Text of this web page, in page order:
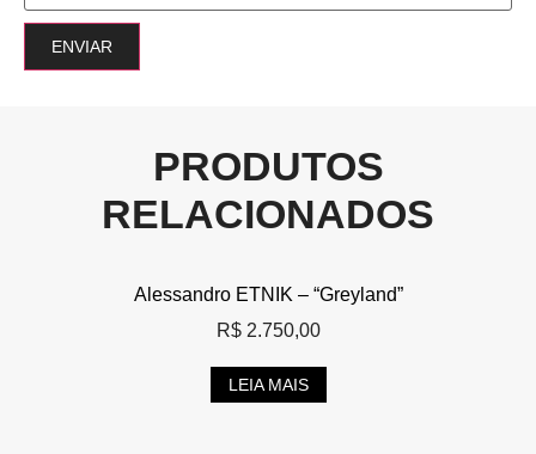
PRODUTOS
RELACIONADOS
Alessandro ETNIK – “Greyland”
R$2.750,00
LEIA MAIS